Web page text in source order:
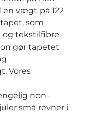
vægt på 122
som
og tekstilfibre.
gør tapetet
Vores
non-
små revner i